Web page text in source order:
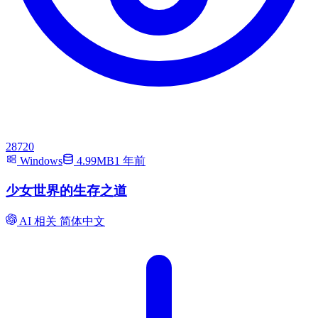
28720
Windows
4.99MB1 年前
少女世界的生存之道
AI 相关 简体中文